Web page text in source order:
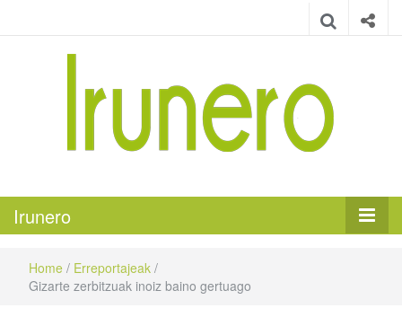
Irunero
Home / Erreportajeak /
Gizarte zerbitzuak inoiz baino gertuago